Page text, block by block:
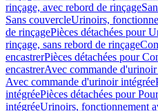
rinçage, avec rebord de rinçage
Sans couvercleUrinoirs,
de rinçagePièces détachées pour
rinçage, sans rebord de rinçage
encastrerPièces détachées pour
encastrerAvec commande
Avec commande d'urinoir intégrée
intégréePièces détachées pour
intégréeUrinoirs, fonctionnement